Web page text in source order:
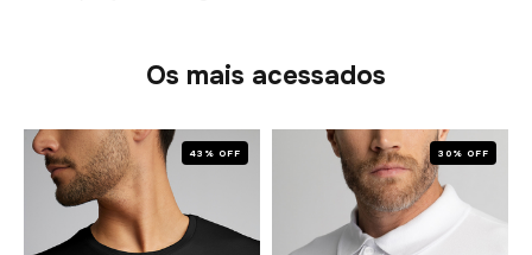
Os mais acessados
43% OFF 30% OFF